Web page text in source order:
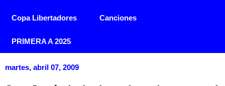
Copa Libertadores Canciones
PRIMERA A 2025
martes, abril 07, 2009